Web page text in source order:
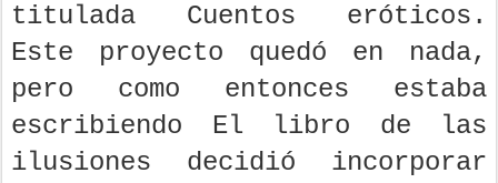
titulada Cuentos eróticos.
Este proyecto quedó en nada,
pero como entonces estaba
escribiendo El libro de las
ilusiones decidió incorporar